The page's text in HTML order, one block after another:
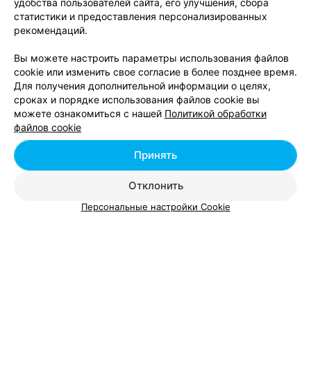
Польскі Інстытут у Мінску
Минск, ул. Володарского, 6
Добавить компанию
Добавить специалиста
удобства пользователей сайта, его улучшения, сбора
статистики и предоставления персонализированных
рекомендаций.
Вы можете настроить параметры использования файлов
cookie или изменить свое согласие в более позднее время.
Для получения дополнительной информации о целях,
сроках и порядке использования файлов cookie вы
можете ознакомиться с нашей Политикой обработки
файлов cookie
Отклонить
Принять
Персональные настройки Cookie